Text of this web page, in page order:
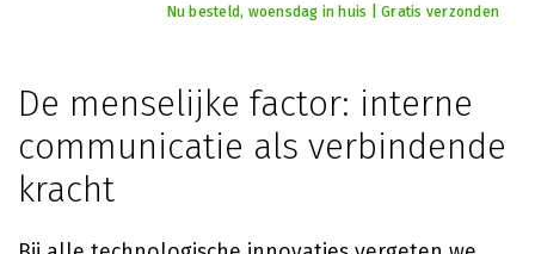
Nu besteld, woensdag in huis | Gratis verzonden
De menselijke factor: interne
communicatie als verbindende
kracht